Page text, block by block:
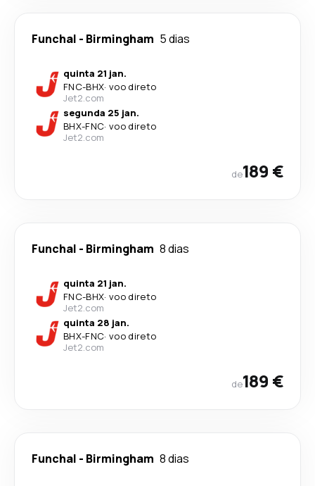
Funchal - Birmingham 5 dias
quinta 21 jan.
FNC-BHX· voo direto
Jet2.com
segunda 25 jan.
BHX-FNC· voo direto
Jet2.com
de189 €
Funchal - Birmingham 8 dias
quinta 21 jan.
FNC-BHX· voo direto
Jet2.com
quinta 28 jan.
BHX-FNC· voo direto
Jet2.com
de189 €
Funchal - Birmingham 8 dias